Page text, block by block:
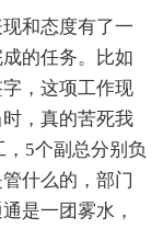
和态度有了一
的任务。比如
，这项工作现
，真的苦死我
5个副总分别负
什么的，部门
是一团雾水，